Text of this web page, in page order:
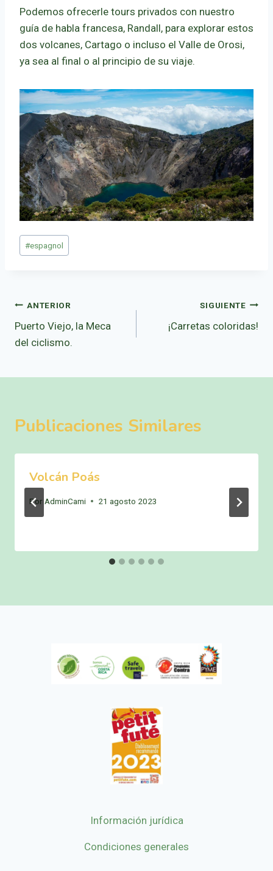
Podemos ofrecerle tours privados con nuestro
guía de habla francesa, Randall, para explorar estos
dos volcanes, Cartago o incluso el Valle de Orosi,
ya sea al final o al principio de su viaje.
Etiquetas
de
#espagnol
Navegación
de
ANTERIOR
Puerto Viejo, la Meca
del ciclismo.
SIGUIENTE
¡Carretas coloridas!
Publicaciones Similares
Volcán Poás
Por AdminCami 21 agosto 2023
Información jurídica
Condiciones generales